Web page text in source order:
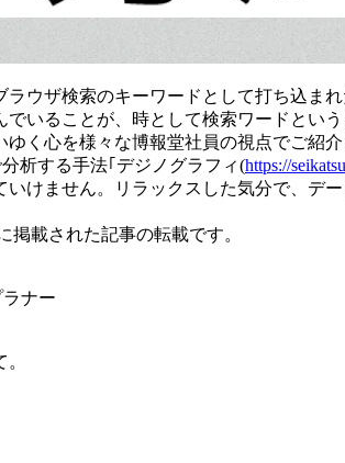
ウザ検索のキーワードとして打ち込ま
いることが、時として検索ワードとい
く心を様々な博報堂社員の視点でご紹
析する手法｢デジノグラフィ(https://
けません。リラックスした気分で、デ
掲載された記事の転載です。
ナー